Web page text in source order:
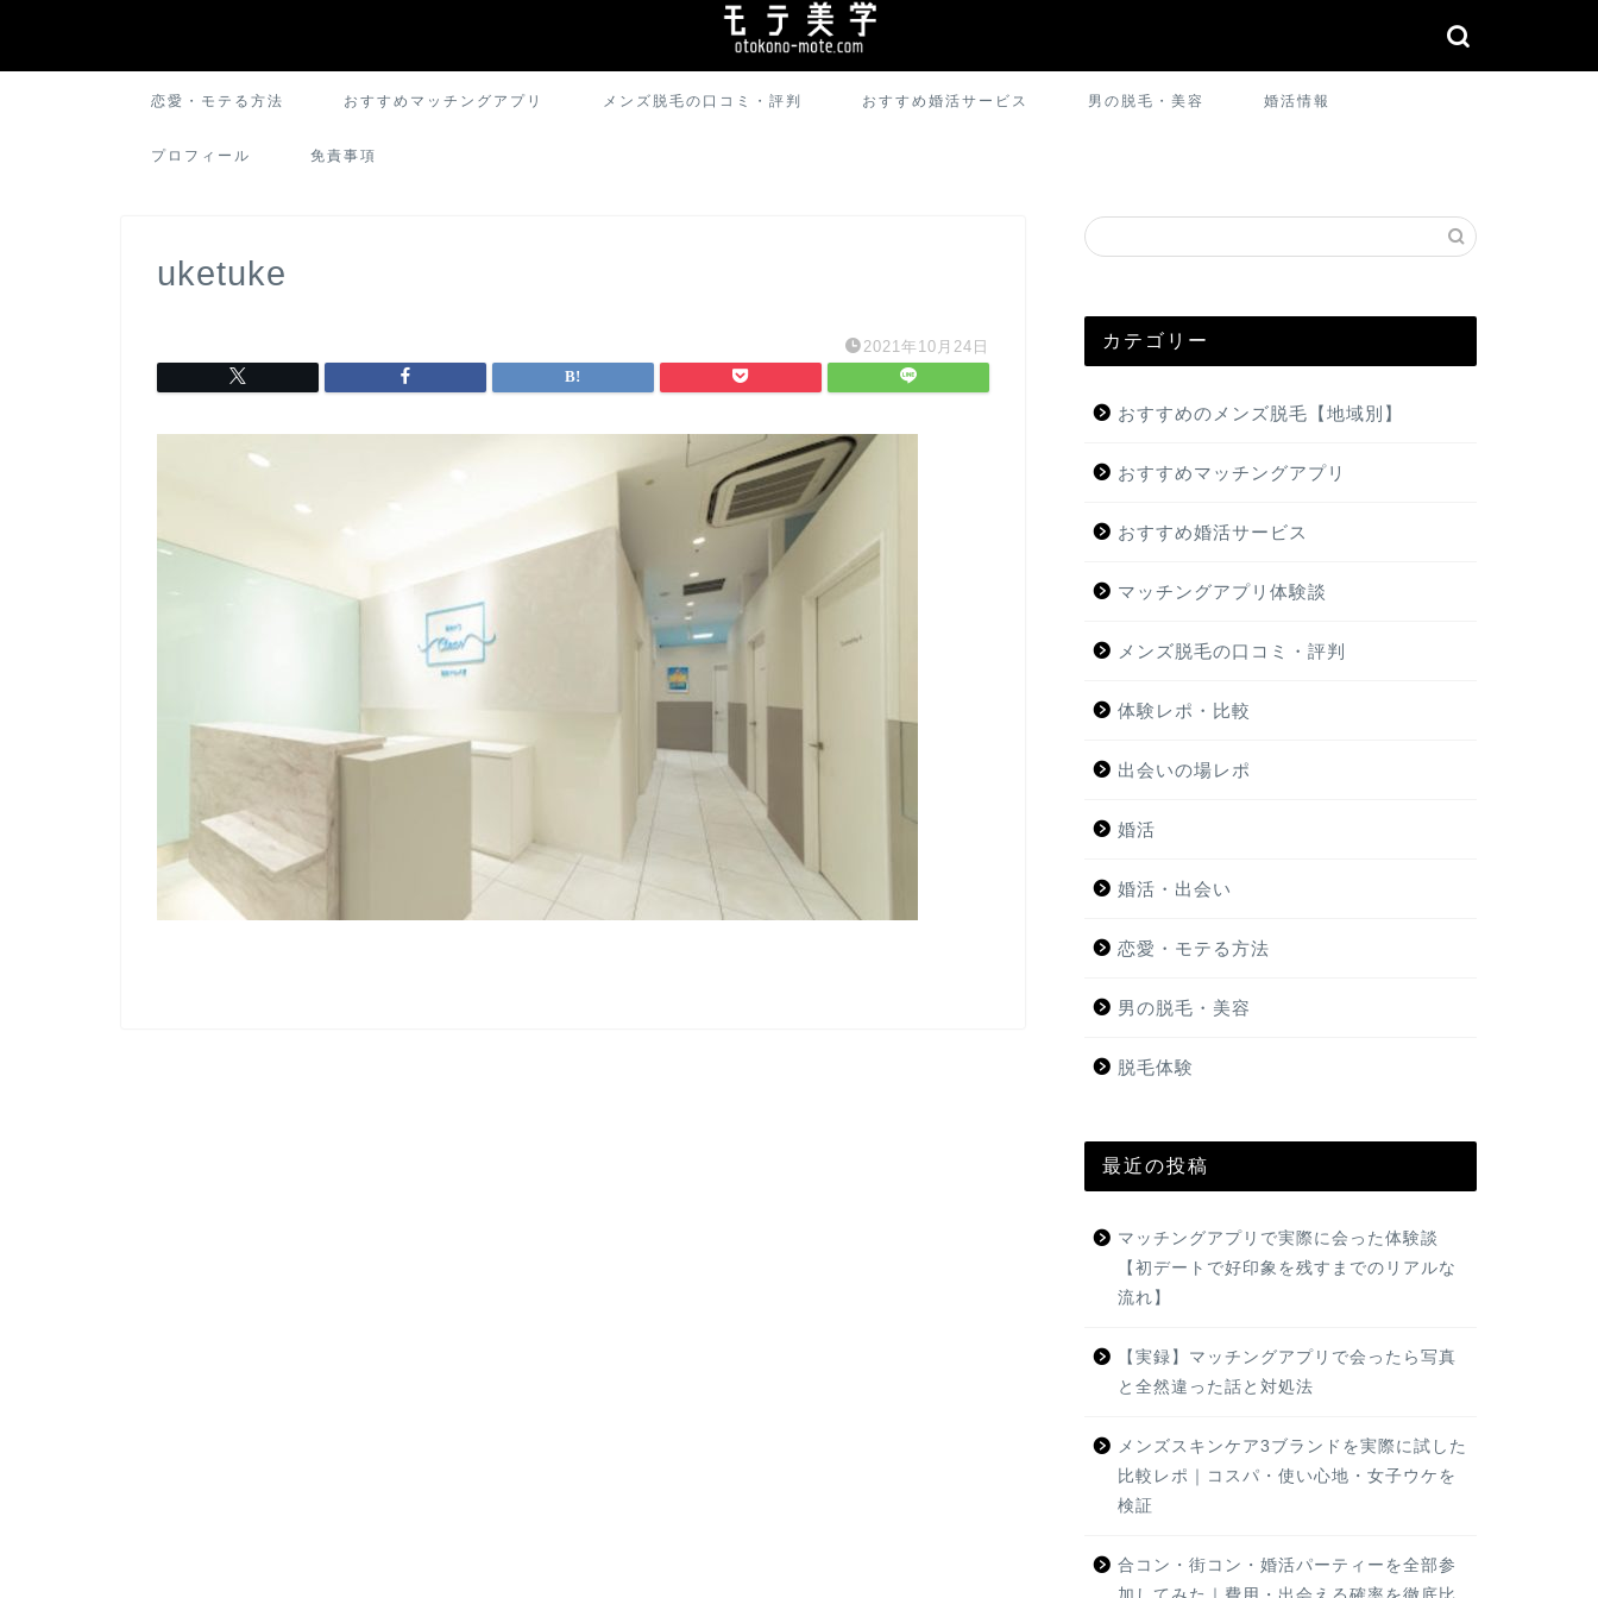
恋愛・モテる方法 おすすめマッチングアプリ メンズ脱毛の口コミ・評判 おすすめ婚活サービス 男の脱毛・美容 婚活情報
プロフィール 免責事項
uketuke
2021年10月24日 カテゴリー
おすすめのメンズ脱毛【地域別】
おすすめマッチングアプリ
おすすめ婚活サービス
マッチングアプリ体験談
メンズ脱毛の口コミ・評判
体験レポ・比較
出会いの場レポ
婚活
婚活・出会い
恋愛・モテる方法
男の脱毛・美容
脱毛体験
最近の投稿
マッチングアプリで実際に会った体験談
【初デートで好印象を残すまでのリアルな
流れ】
【実録】マッチングアプリで会ったら写真
と全然違った話と対処法
メンズスキンケア3ブランドを実際に試した
比較レポ｜コスパ・使い心地・女子ウケを
検証
合コン・街コン・婚活パーティーを全部参